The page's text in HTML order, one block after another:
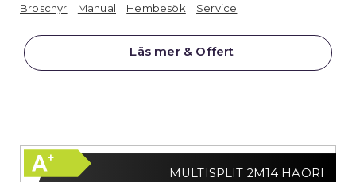
Broschyr Manual Hembesök Service
Läs mer & Offert
MULTISPLIT 2M14 HAORI